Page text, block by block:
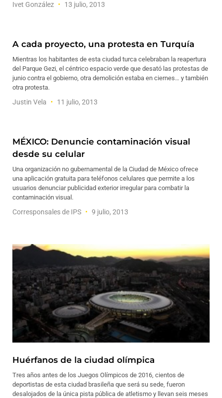
Ivet González 13 julio, 2013
A cada proyecto, una protesta en Turquía
Mientras los habitantes de esta ciudad turca celebraban la reapertura
del Parque Gezi, el céntrico espacio verde que desató las protestas de
junio contra el gobierno, otra demolición estaba en ciernes… y también
otra protesta.
Justin Vela 11 julio, 2013
MÉXICO: Denuncie contaminación visual
desde su celular
Una organización no gubernamental de la Ciudad de México ofrece
una aplicación gratuita para teléfonos celulares que permite a los
usuarios denunciar publicidad exterior irregular para combatir la
contaminación visual.
Corresponsales de IPS 9 julio, 2013
Huérfanos de la ciudad olímpica
Tres años antes de los Juegos Olímpicos de 2016, cientos de
deportistas de esta ciudad brasileña que será su sede, fueron
desalojados de la única pista pública de atletismo y llevan seis meses